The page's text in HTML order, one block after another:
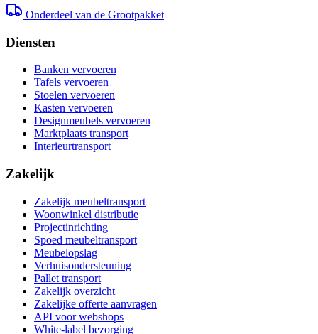
Onderdeel van de Grootpakket
Diensten
Banken vervoeren
Tafels vervoeren
Stoelen vervoeren
Kasten vervoeren
Designmeubels vervoeren
Marktplaats transport
Interieurtransport
Zakelijk
Zakelijk meubeltransport
Woonwinkel distributie
Projectinrichting
Spoed meubeltransport
Meubelopslag
Verhuisondersteuning
Pallet transport
Zakelijk overzicht
Zakelijke offerte aanvragen
API voor webshops
White-label bezorging